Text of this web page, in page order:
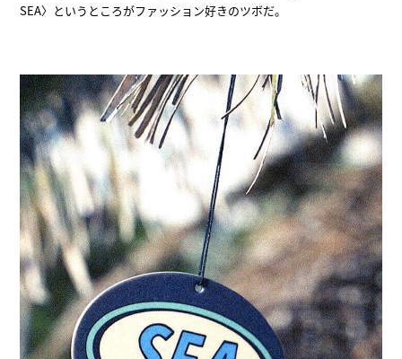
SEA〉というところがファッション好きのツボだ。